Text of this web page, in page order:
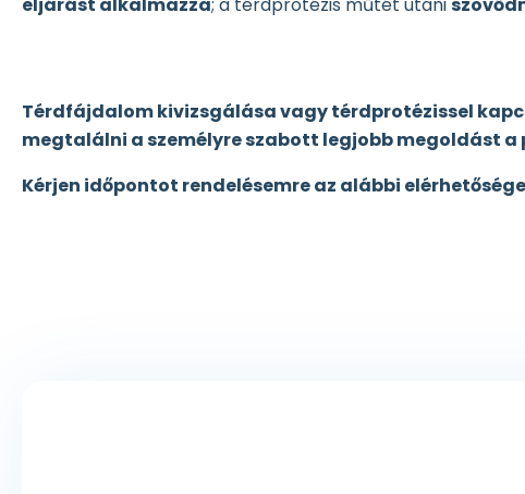
Térdfájdalom kivizsgálása vagy térdprotézissel
megtalálni a személyre szabott legjobb megoldást a
Kérjen időpontot rendelésemre az alábbi